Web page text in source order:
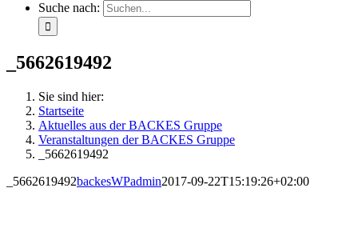
Suche nach:
_5662619492
Sie sind hier:
Startseite
Aktuelles aus der BACKES Gruppe
Veranstaltungen der BACKES Gruppe
_5662619492
_5662619492backesWPadmin2017-09-22T15:19:26+02:00